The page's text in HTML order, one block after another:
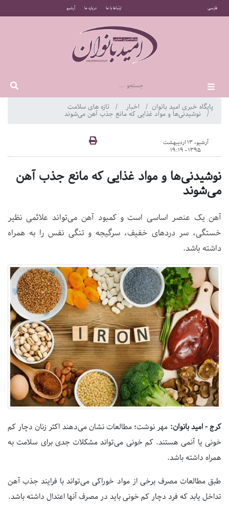
فارسی ارتباط با ما درباره ما آرشیو
پایگاه خبری امید بانوان اخبار تازه های سلامت
نوشیدنی‌ها و مواد غذایی که مانع جذب آهن می‌شوند
آرشیو، 13 اردیبهشت
1395 - 19:19
نوشیدنی‌ها و مواد غذایی که مانع جذب آهن
می‌شوند
آهن یک عنصر اساسی است و کمبود آهن می‌تواند علائمی نظیر
خستگی، سر دردهای خفیف، سرگیجه و تنگی نفس را به همراه
داشته باشد.
کرج - امید بانوان: مهر نوشت؛ مطالعات نشان می‌دهند اکثر زنان دچار کم
خونی یا آنمی هستند. کم خونی می‌تواند مشکلات جدی برای سلامت به
همراه داشته باشد.
طبق مطالعات مصرف برخی از مواد خوراکی می‌تواند با فرایند جذب آهن
تداخل یابد که فرد دچار کم خونی باید در مصرف آنها اعتدال داشته باشد.